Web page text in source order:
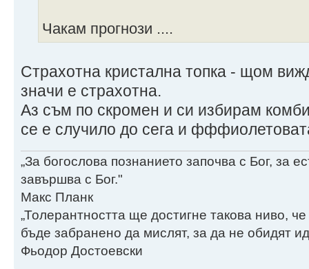
Чакам прогнози ....
Страхотна кристална топка - щом
значи е страхотна.
Аз съм по скромен и си избирам
се е случило до сега и
„За богослова познанието започва с Бог, за
завършва с Бог."
Макс Планк
„Толерантността ще достигне такова ниво,
бъде забранено да мислят, за да не обидят
Фьодор Достоевски